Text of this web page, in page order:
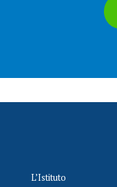
L’Istituto